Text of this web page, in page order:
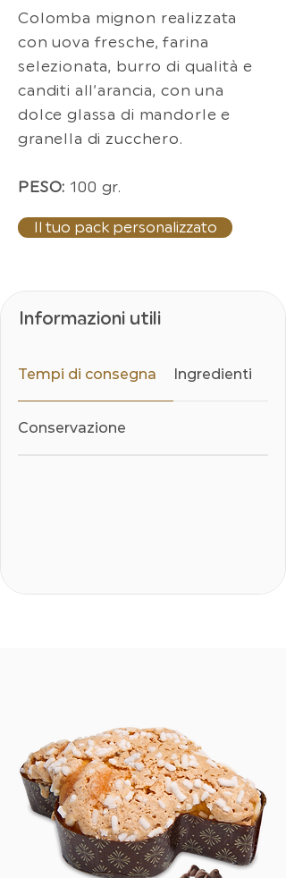
Colomba mignon realizzata
con uova fresche, farina
selezionata, burro di qualità e
canditi all’arancia, con una
dolce glassa di mandorle e
granella di zucchero.
PESO: 100 gr.
Il tuo pack personalizzato
Informazioni utili
Tempi di consegna Ingredienti
Conservazione